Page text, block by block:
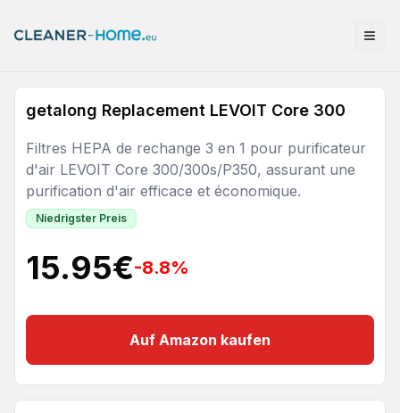
getalong Replacement LEVOIT Core 300
Filtres HEPA de rechange 3 en 1 pour purificateur
d'air LEVOIT Core 300/300s/P350, assurant une
purification d'air efficace et économique.
Niedrigster Preis
15.95€-8.8%
Auf Amazon kaufen